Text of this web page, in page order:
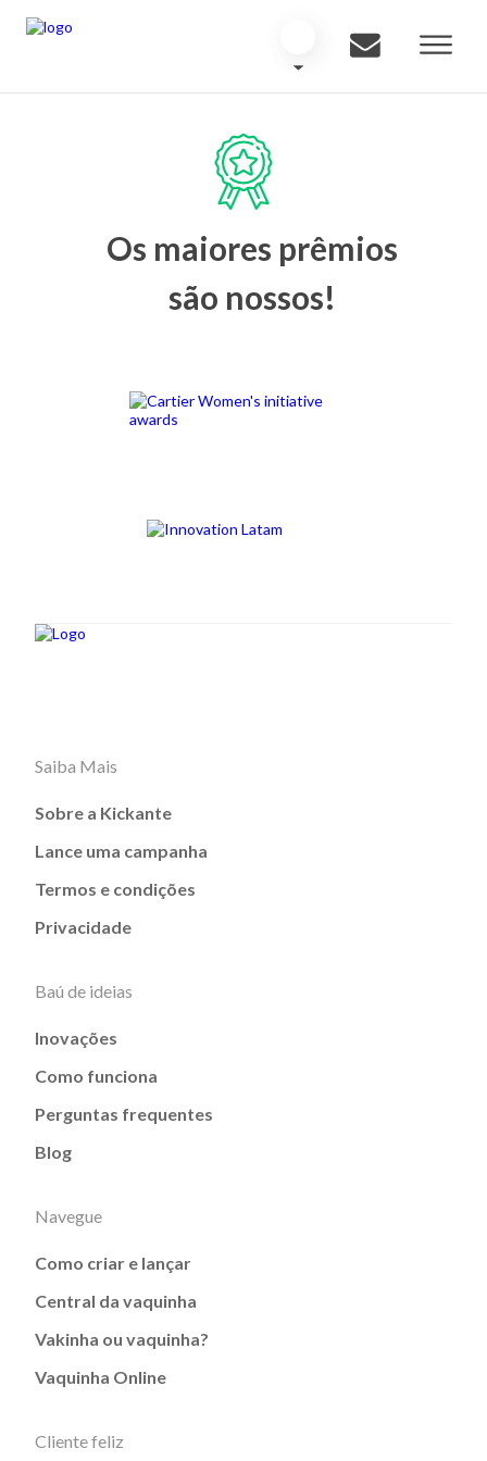
Os maiores prêmios
são nossos!
Saiba Mais
Sobre a Kickante
Lance uma campanha
Termos e condições
Privacidade
Baú de ideias
Inovações
Como funciona
Perguntas frequentes
Blog
Navegue
Como criar e lançar
Central da vaquinha
Vakinha ou vaquinha?
Vaquinha Online
Cliente feliz